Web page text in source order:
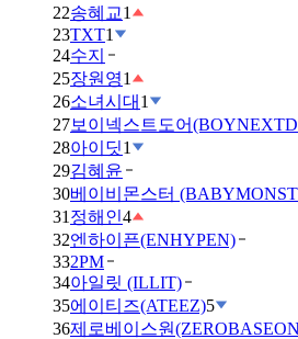
22송혜교1
23TXT1
24수지
25장원영1
26소녀시대 1
27보이넥스트도어
28아이딧1
29김혜윤
30베이비몬스터
31 정해인4
32엔하이픈(ENHYPEN)
332PM
34아일릿 (ILLIT)
35에이티즈(ATEEZ)5
36제로베이스원